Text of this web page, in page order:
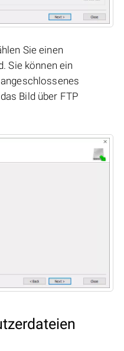
Sie einen
Sie können ein
Bild über FTP